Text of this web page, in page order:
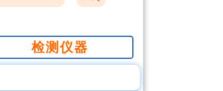
检测仪器